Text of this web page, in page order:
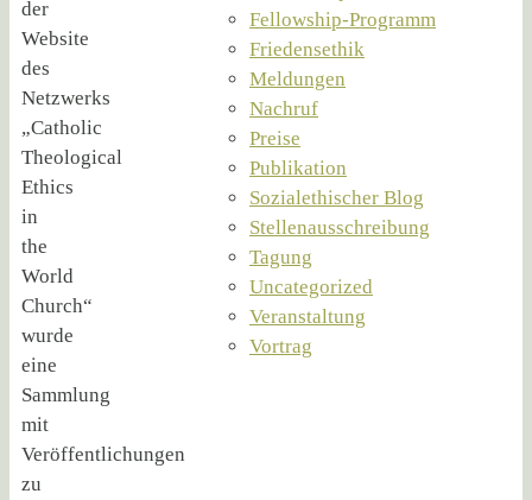
der
Website
des
Netzwerks
„Catholic
Theological
Ethics
in
the
World
Church“
wurde
eine
Sammlung
mit
Veröffentlichungen
zu
Fellowship-Programm
Friedensethik
Meldungen
Nachruf
Preise
Publikation
Sozialethischer Blog
Stellenausschreibung
Tagung
Uncategorized
Veranstaltung
Vortrag